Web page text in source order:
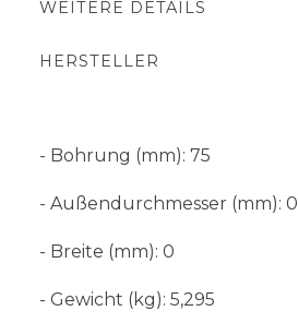
WEITERE DETAILS
HERSTELLER
- Bohrung (mm): 75
- Außendurchmesser (mm): 0
- Breite (mm): 0
- Gewicht (kg): 5,295